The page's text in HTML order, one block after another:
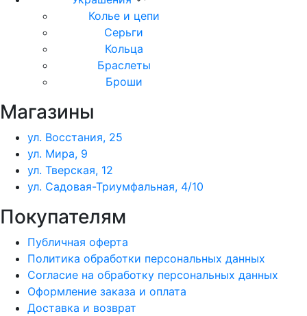
Колье и цепи
Серьги
Кольца
Браслеты
Броши
Магазины
ул. Восстания, 25
ул. Мира, 9
ул. Тверская, 12
ул. Садовая-Триумфальная, 4/10
Покупателям
Публичная оферта
Политика обработки персональных данных
Согласие на обработку персональных данных
Оформление заказа и оплата
Доставка и возврат